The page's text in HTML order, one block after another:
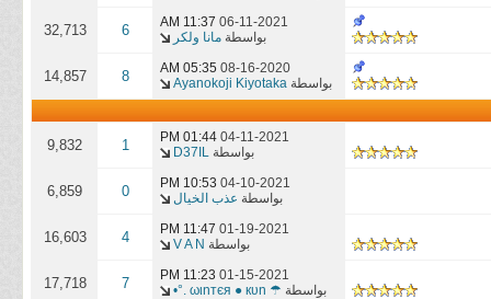
06-11-2021
11:37 AM
بواسطة مانا ولكر 6
32,713
08-16-2020
05:35 AM
بواسطة Ayanokoji Kiyotaka
8
14,857
04-11-2021
01:44 PM
بواسطة D37IL
1
9,832
04-10-2021
10:53 PM
بواسطة عذب الخيال 0
6,859
01-19-2021
11:47 PM
بواسطة V A N
4
16,603
01-15-2021
11:23 PM
بواسطة ☂ ωιnтєя ● кυn .°•
7
17,718